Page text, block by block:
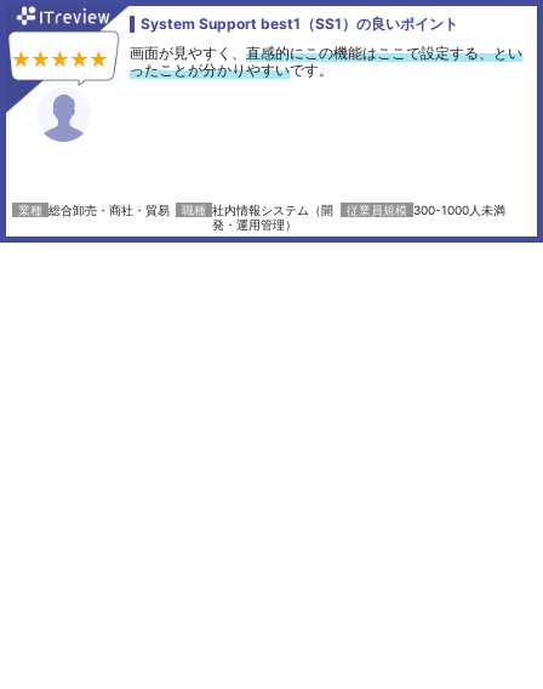
System Support best1（SS1）の良いポイント
画面が見やすく、 直感的にこの機能はここで設定する、とい
ったことが分かりやすいです。
総合卸売・商社・貿易
社内情報システム（開
発・運用管理）
300-1000人未満